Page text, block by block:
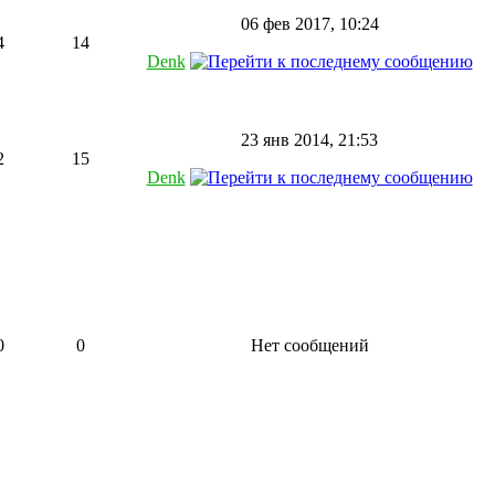
14
06 фев 2017, 10:24
Denk
15
23 янв 2014, 21:53
Denk
0 Нет сообщений